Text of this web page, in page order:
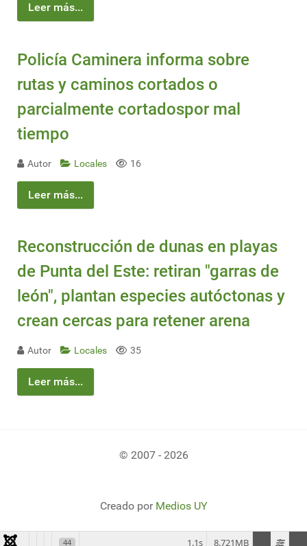
Leer más...
Policía Caminera informa sobre
rutas y caminos cortados o
parcialmente cortadospor mal
tiempo
Autor Locales 16
Leer más...
Reconstrucción de dunas en playas
de Punta del Este: retiran "garras de
león", plantan especies autóctonas y
crean cercas para retener arena
Autor Locales 35
Leer más...
© 2007 - 2026
Creado por Medios UY
44 8.721MB
1.1s